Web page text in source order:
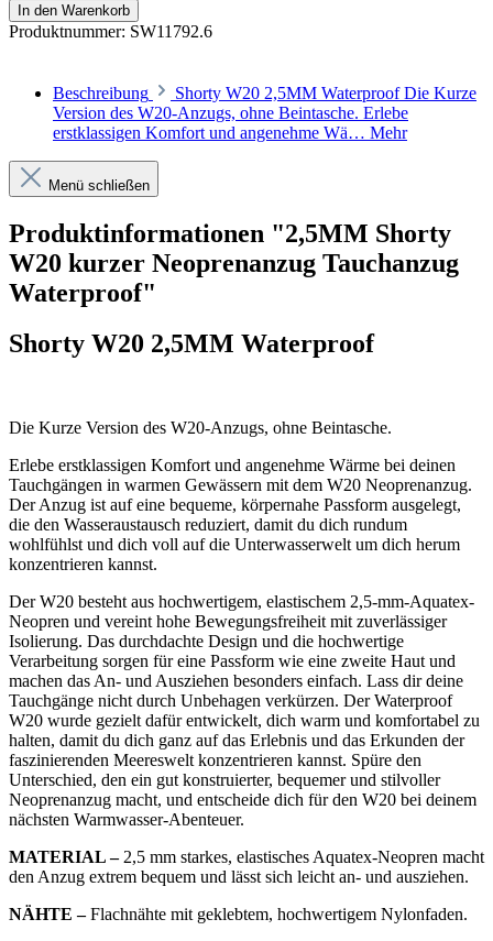
In den Warenkorb
Produktnummer: SW11792.6
Beschreibung
Shorty W20 2,5MM Waterproof Die Kurze
Version des W20-Anzugs, ohne Beintasche. Erlebe
erstklassigen Komfort und angenehme Wä… Mehr
Menü schließen
Produktinformationen "2,5MM Shorty
W20 kurzer Neoprenanzug Tauchanzug
Waterproof"
Shorty W20 2,5MM Waterproof
Die Kurze Version des W20-Anzugs, ohne Beintasche.
Erlebe erstklassigen Komfort und angenehme Wärme bei deinen
Tauchgängen in warmen Gewässern mit dem W20 Neoprenanzug.
Der Anzug ist auf eine bequeme, körpernahe Passform ausgelegt,
die den Wasseraustausch reduziert, damit du dich rundum
wohlfühlst und dich voll auf die Unterwasserwelt um dich herum
konzentrieren kannst.
Der W20 besteht aus hochwertigem, elastischem 2,5-mm-Aquatex-
Neopren und vereint hohe Bewegungsfreiheit mit zuverlässiger
Isolierung. Das durchdachte Design und die hochwertige
Verarbeitung sorgen für eine Passform wie eine zweite Haut und
machen das An- und Ausziehen besonders einfach. Lass dir deine
Tauchgänge nicht durch Unbehagen verkürzen. Der Waterproof
W20 wurde gezielt dafür entwickelt, dich warm und komfortabel zu
halten, damit du dich ganz auf das Erlebnis und das Erkunden der
faszinierenden Meereswelt konzentrieren kannst. Spüre den
Unterschied, den ein gut konstruierter, bequemer und stilvoller
Neoprenanzug macht, und entscheide dich für den W20 bei deinem
nächsten Warmwasser-Abenteuer.
MATERIAL – 2,5 mm starkes, elastisches Aquatex-Neopren macht
den Anzug extrem bequem und lässt sich leicht an- und ausziehen.
NÄHTE –Flachnähte mit geklebtem, hochwertigem Nylonfaden.